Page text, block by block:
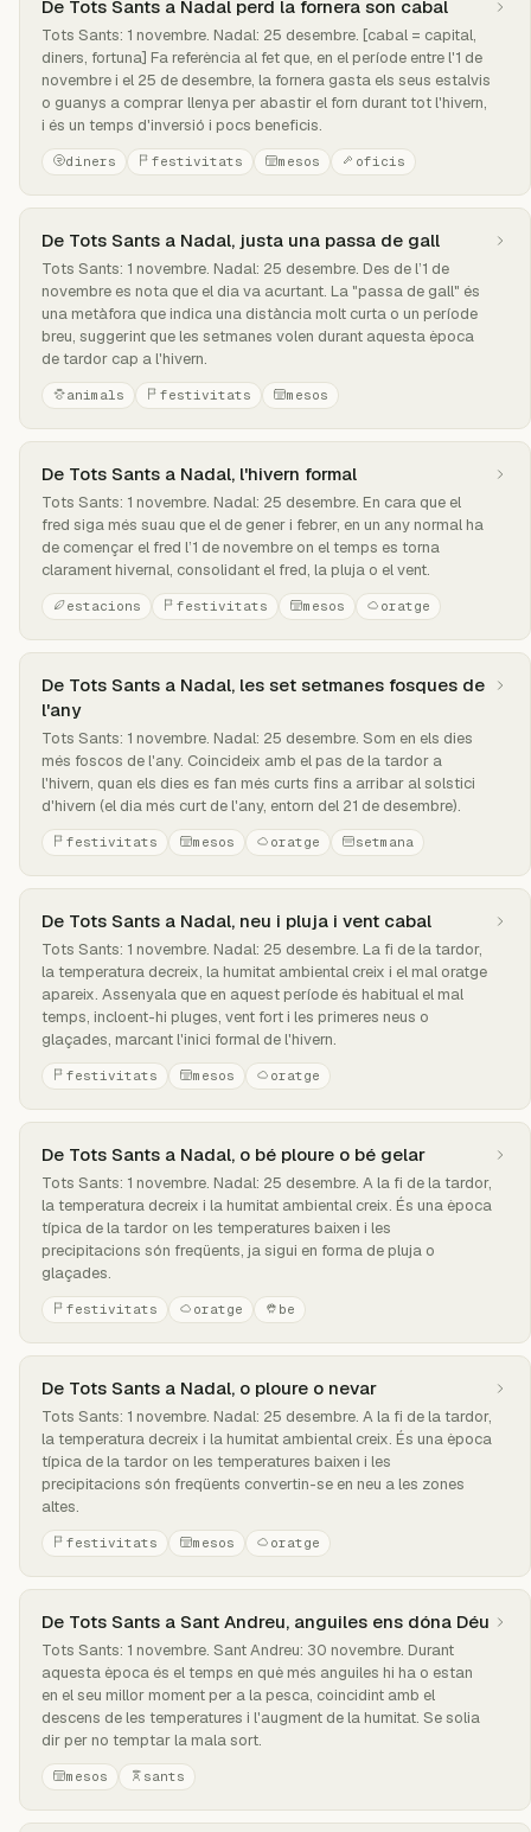
De Tots Sants a Nadal perd la fornera son cabal
Tots Sants: 1 novembre. Nadal: 25 desembre. [cabal = capital,
diners, fortuna] Fa referència al fet que, en el període entre l'1 de
novembre i el 25 de desembre, la fornera gasta els seus estalvis
o guanys a comprar llenya per abastir el forn durant tot l'hivern,
i és un temps d'inversió i pocs beneficis.
diners festivitats mesos oficis
De Tots Sants a Nadal, justa una passa de gall
Tots Sants: 1 novembre. Nadal: 25 desembre. Des de l’1 de
novembre es nota que el dia va acurtant. La "passa de gall" és
una metàfora que indica una distància molt curta o un període
breu, suggerint que les setmanes volen durant aquesta època
de tardor cap a l'hivern.
animals festivitats mesos
De Tots Sants a Nadal, l'hivern formal
Tots Sants: 1 novembre. Nadal: 25 desembre. En cara que el
fred siga més suau que el de gener i febrer, en un any normal ha
de començar el fred l’1 de novembre on el temps es torna
clarament hivernal, consolidant el fred, la pluja o el vent.
estacions festivitats mesos oratge
De Tots Sants a Nadal, les set setmanes fosques de
l'any
Tots Sants: 1 novembre. Nadal: 25 desembre. Som en els dies
més foscos de l'any. Coincideix amb el pas de la tardor a
l'hivern, quan els dies es fan més curts fins a arribar al solstici
d'hivern (el dia més curt de l'any, entorn del 21 de desembre).
festivitats mesos oratge setmana
De Tots Sants a Nadal, neu i pluja i vent cabal
Tots Sants: 1 novembre. Nadal: 25 desembre. La fi de la tardor,
la temperatura decreix, la humitat ambiental creix i el mal oratge
apareix. Assenyala que en aquest període és habitual el mal
temps, incloent-hi pluges, vent fort i les primeres neus o
glaçades, marcant l'inici formal de l'hivern.
festivitats mesos oratge
De Tots Sants a Nadal, o bé ploure o bé gelar
Tots Sants: 1 novembre. Nadal: 25 desembre. A la fi de la tardor,
la temperatura decreix i la humitat ambiental creix. És una època
típica de la tardor on les temperatures baixen i les
precipitacions són freqüents, ja sigui en forma de pluja o
glaçades.
festivitats oratge be
De Tots Sants a Nadal, o ploure o nevar
Tots Sants: 1 novembre. Nadal: 25 desembre. A la fi de la tardor,
la temperatura decreix i la humitat ambiental creix. És una època
típica de la tardor on les temperatures baixen i les
precipitacions són freqüents convertin-se en neu a les zones
altes.
festivitats mesos oratge
De Tots Sants a Sant Andreu, anguiles ens dóna Déu
Tots Sants: 1 novembre. Sant Andreu: 30 novembre. Durant
aquesta època és el temps en què més anguiles hi ha o estan
en el seu millor moment per a la pesca, coincidint amb el
descens de les temperatures i l'augment de la humitat. Se solia
dir per no temptar la mala sort.
mesos sants